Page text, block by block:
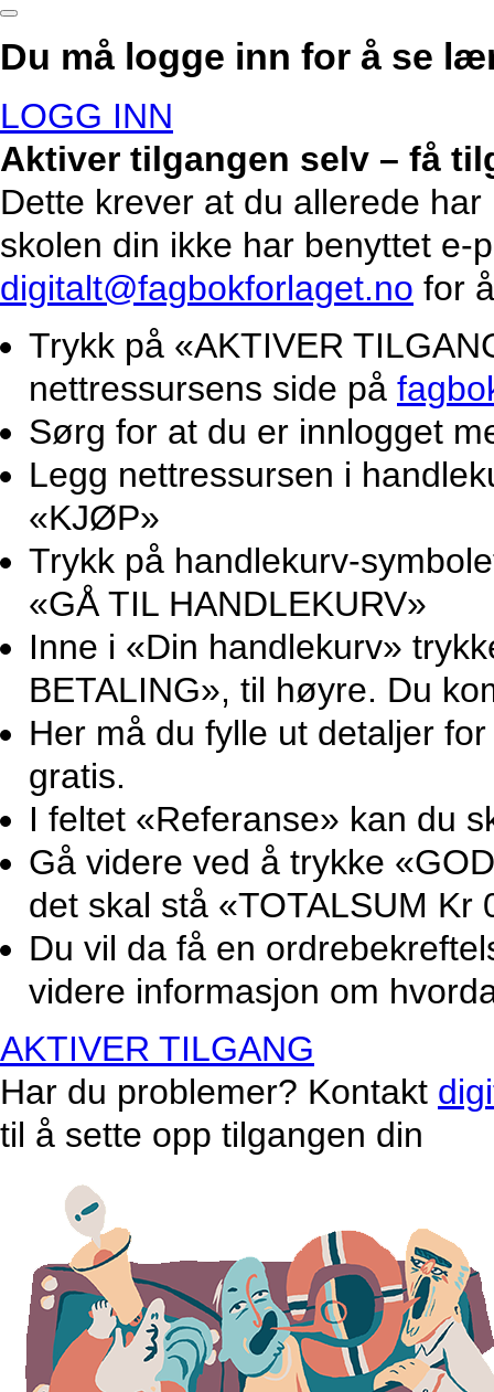
Du må logge inn for å se
LOGG INN
Aktiver tilgangen selv – få
Dette krever at du allerede
skolen din ikke har benyttet e-
digitalt@fagbokforlaget.no for
Trykk på «AKTIVER
nettressursens side på
Sørg for at du er innlogget
Legg nettressursen i
«KJØP»
Trykk på handlekurv-
«GÅ TIL HANDLEKURV»
Inne i «Din handlekurv»
BETALING», til høyre. Du
Her må du fylle ut detaljer
gratis.
I feltet «Referanse» kan du
Gå videre ved å trykke
det skal stå «TOTALSUM Kr
Du vil da få en
videre informasjon om
AKTIVER TILGANG
Har du problemer? Kontakt
til å sette opp tilgangen din